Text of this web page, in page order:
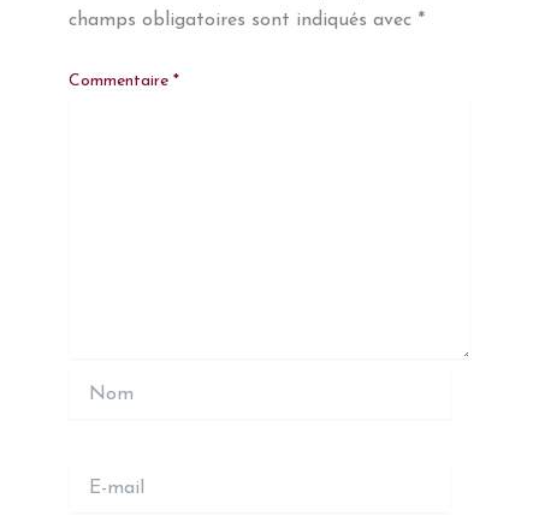
champs obligatoires sont indiqués avec *
Commentaire *
Nom
mail